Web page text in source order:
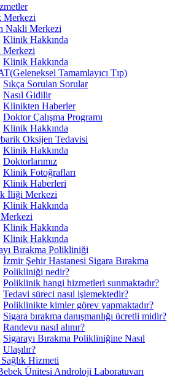
Merkezi
Nakli Merkezi
Klinik Hakkında
Merkezi
Klinik Hakkında
Tamamlayıcı Tıp)
Sıkça Sorulan Sorular
Nasıl Gidilir
Klinikten Haberler
Doktor Çalışma Programı
Klinik Hakkında
Oksijen Tedavisi
Klinik Hakkında
Doktorlarımız
Klinik Fotoğrafları
Klinik Haberleri
İliği Merkezi
Klinik Hakkında
Klinik Hakkında
Klinik Hakkında
Bırakma Polikliniği
İzmir Şehir Hastanesi Sigara Bırakma
Polikliniği nedir?
Poliklinik hangi hizmetleri sunmaktadır?
Tedavi süreci nasıl işlemektedir?
Poliklinikte kimler görev yapmaktadır?
Sigara bırakma danışmanlığı ücretli midir?
Randevu nasıl alınır?
Sigarayı Bırakma Polikliniğine Nasıl
Ulaşılır?
Hizmeti
Ünitesi Androloji Laboratuvarı